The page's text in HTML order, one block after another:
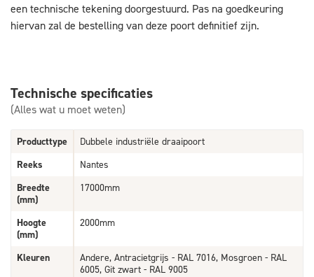
een technische tekening doorgestuurd. Pas na goedkeuring
hiervan zal de bestelling van deze poort definitief zijn.
Technische specificaties
(Alles wat u moet weten)
Producttype
Dubbele industriële draaipoort
Reeks
Nantes
Breedte
(mm)
17000mm
Hoogte
(mm)
2000mm
Kleuren
Andere, Antracietgrijs - RAL 7016, Mosgroen - RAL
6005, Git zwart - RAL 9005